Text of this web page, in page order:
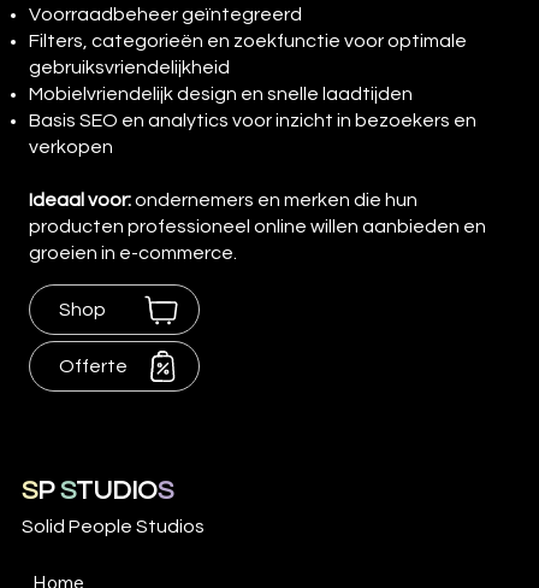
Voorraadbeheer geïntegreerd
Filters, categorieën en zoekfunctie voor optimale
gebruiksvriendelijkheid
Mobielvriendelijk design en snelle laadtijden
Basis SEO en analytics voor inzicht in bezoekers en
verkopen
Ideaal voor:ondernemers en merken die hun
producten professioneel online willen aanbieden en
groeien in e-commerce.
Shop
Offerte
SPSTUDIOS
Solid People Studios
Home